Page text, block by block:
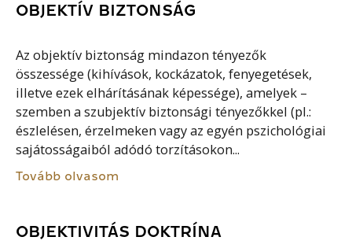
OBJEKTÍV BIZTONSÁG
Az objektív biztonság mindazon tényezők
összessége (kihívások, kockázatok, fenyegetések,
illetve ezek elhárításának képessége), amelyek –
szemben a szubjektív biztonsági tényezőkkel (pl.:
észlelésen, érzelmeken vagy az egyén pszichológiai
sajátosságaiból adódó torzításokon...
Tovább olvasom
OBJEKTIVITÁS DOKTRÍNA